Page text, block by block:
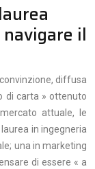
il
diffusa
di carta » ottenuto
attuale, le
in ingegneria
una in marketing
di essere « a